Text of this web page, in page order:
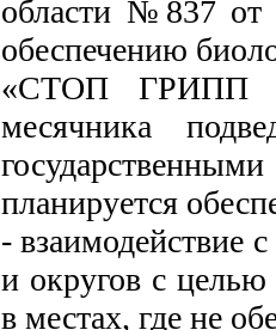
области №837 от
обеспечению
«СТОП ГРИПП
месячника
планируется
- взаимодействие
и округов с
в местах, где не